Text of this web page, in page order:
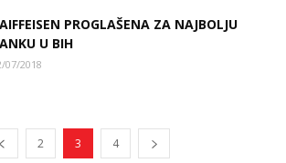
PROGLAŠENA ZA NAJBOLJU
U BIH
07/2018
2 3 4